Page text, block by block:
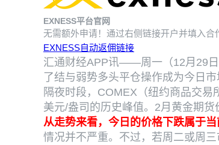
EXNESS平台官网
无需额外申请！通过右侧链接开户并填入合
EXNESS自动返佣链接
汇通财经APP讯——周一（12月29日
了结与弱势多头平仓操作成为今日市
隔夜时段，COMEX（纽约商品交
美元/盎司的历史峰值。2月黄金期
从走势来看，今日的价格下跌属于
情况并不严重。不过，若周二或周